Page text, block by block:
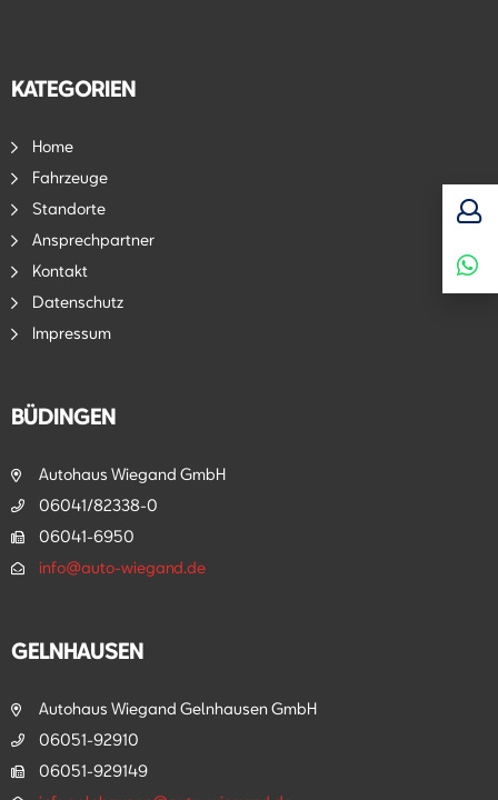
KATEGORIEN
Home
Fahrzeuge
Standorte
Ansprechpartner
Kontakt
Datenschutz
Impressum
BÜDINGEN
Autohaus Wiegand GmbH
06041/82338-0
06041-6950
info@auto-wiegand.de
GELNHAUSEN
Autohaus Wiegand Gelnhausen GmbH
06051-92910
06051-929149